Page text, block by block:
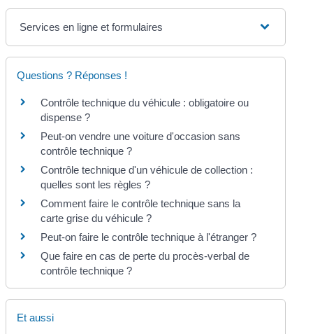
Services en ligne et formulaires
Questions ? Réponses !
Contrôle technique du véhicule : obligatoire ou
dispense ?
Peut-on vendre une voiture d'occasion sans
contrôle technique ?
Contrôle technique d'un véhicule de collection :
quelles sont les règles ?
Comment faire le contrôle technique sans la
carte grise du véhicule ?
Peut-on faire le contrôle technique à l'étranger ?
Que faire en cas de perte du procès-verbal de
contrôle technique ?
Et aussi